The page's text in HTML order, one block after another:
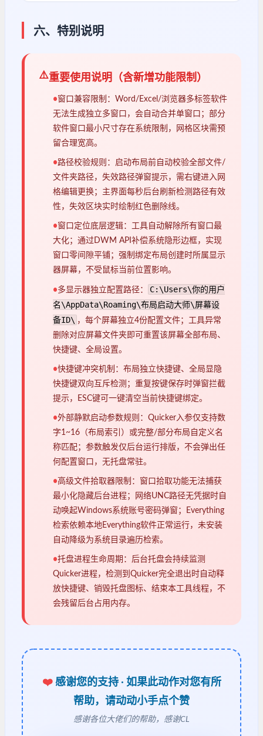
六、特别说明
⚠️重要使用说明（含新增功能限制）
•窗口兼容限制：Word/Excel/浏览器多标签软件
无法生成独立多窗口，会自动合并单窗口；部分
软件窗口最小尺寸存在系统限制，网格区块需预
留合理宽高。
•路径校验规则：启动布局前自动校验全部文件/
文件夹路径，失效路径弹窗提示，需右键进入网
格编辑更换；主界面每秒后台刷新检测路径有效
性，失效区块实时绘制红色删除线。
•窗口定位底层逻辑：工具自动解除所有窗口最
大化；通过DWM API补偿系统隐形边框，实现
窗口零间隙平铺；强制绑定布局创建时所属显示
器屏幕，不受鼠标当前位置影响。
•多显示器独立配置路径：
C:\Users\你的用户
名\AppData\Roaming\布局启动大师\屏幕设
备ID\ ，每个屏幕独立4份配置文件；工具异常
删除对应屏幕文件夹即可重置该屏幕全部布局、
快捷键、全局设置。
•快捷键冲突机制：布局独立快捷键、全局显隐
快捷键双向互斥检测；重复按键保存时弹窗拦截
提示，ESC键可一键清空当前快捷键绑定。
•外部静默启动参数规则：Quicker入参仅支持数
字1~16（布局索引）或完整/部分布局自定义名
称匹配；参数触发仅后台运行排版，不会弹出任
何配置窗口，无托盘常驻。
•高级文件拾取器限制：窗口拾取功能无法捕获
最小化隐藏后台进程；网络UNC路径无凭据时自
动唤起Windows系统账号密码弹窗；Everything
检索依赖本地Everything软件正常运行，未安装
自动降级为系统目录遍历检索。
•托盘进程生命周期：后台托盘会持续监测
Quicker进程，检测到Quicker完全退出时自动释
放快捷键、销毁托盘图标、结束本工具线程，不
会残留后台占用内存。
❤️感谢您的支持 · 如果此动作对您有所
帮助，请动动小手点个赞
感谢各位大佬们的帮助，感谢CL